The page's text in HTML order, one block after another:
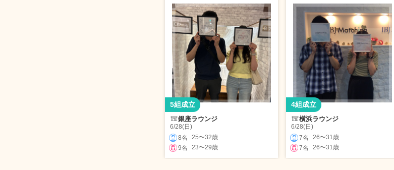
銀座ラウンジ
6/28(日)
8名
25〜32歳
9名
23〜29歳
5組成立
横浜ラウンジ
6/28(日)
7名
26〜31歳
7名
26〜31歳
4組成立